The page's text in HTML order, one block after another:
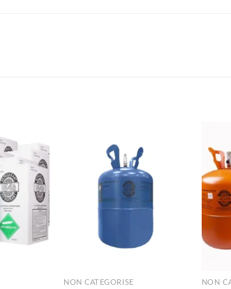
NON CATÉGORISÉ NON